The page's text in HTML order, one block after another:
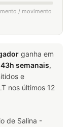
/ movimento
ganha em
43h semanais,
e
nos últimos 12
de Salina -